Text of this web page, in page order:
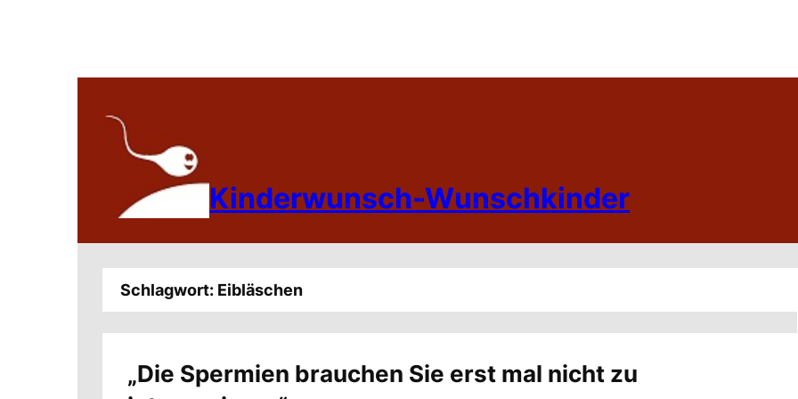
Inhalt
springen
Kinderwunsch-Wunschkinder
Schlagwort: Eibläschen
„Die Spermien brauchen Sie erst mal nicht zu